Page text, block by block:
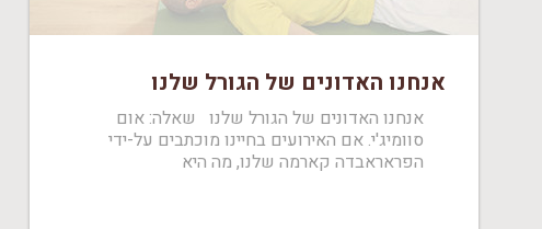
אנחנו האדונים של הגורל שלנו
אנחנו האדונים של הגורל שלנו שאלה: אום
סוומיג'י. אם האירועים בחיינו מוכתבים על-ידי
הפראראבדה קארמה שלנו, מה היא